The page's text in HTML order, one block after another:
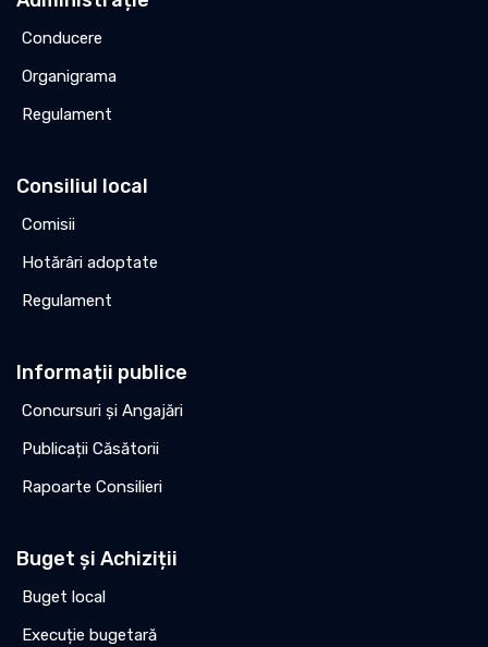
Conducere
Organigrama
Regulament
Consiliul local
Comisii
Hotărâri adoptate
Regulament
Informații publice
Concursuri și Angajări
Publicații Căsătorii
Rapoarte Consilieri
Buget și Achiziții
Buget local
Execuție bugetară